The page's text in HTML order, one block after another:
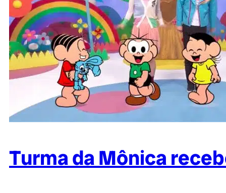
Turma da Mônica